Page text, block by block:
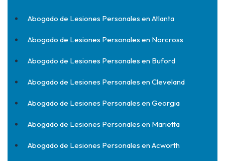
Abogado de Lesiones Personales en Atlanta
Abogado de Lesiones Personales en Norcross
Abogado de Lesiones Personales en Buford
Abogado de Lesiones Personales en Cleveland
Abogado de Lesiones Personales en Georgia
Abogado de Lesiones Personales en Marietta
Abogado de Lesiones Personales en Acworth